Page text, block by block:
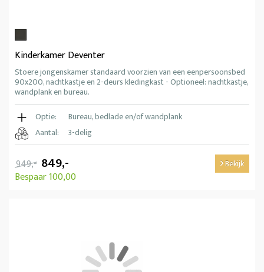
Kinderkamer Deventer
Stoere jongenskamer standaard voorzien van een eenpersoonsbed
90x200, nachtkastje en 2-deurs kledingkast - Optioneel: nachtkastje,
wandplank en bureau.
Optie:
Bureau, bedlade en/of wandplank
Aantal:
3-delig
949,- 849,-
Bespaar 100,00
Bekijk